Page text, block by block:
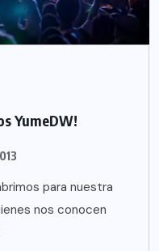
YumeDW!
para nuestra
nos conocen